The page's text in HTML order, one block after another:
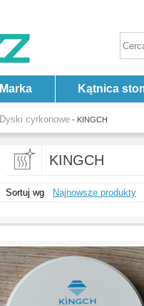
Marka Kątnica
Dyski cyrkonowe - KINGCH
KINGCH
Sortuj wg Najnowsze produkty